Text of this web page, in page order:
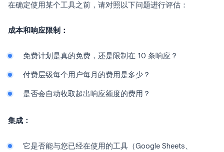
在确定使用某个工具之前，请对照以下问题进行评估：
成本和响应限制：
免费计划是真的免费，还是限制在 10 条响应？
付费层级每个用户每月的费用是多少？
是否会自动收取超出响应额度的费用？
集成：
它是否能与您已经在使用的工具（Google Sheets、